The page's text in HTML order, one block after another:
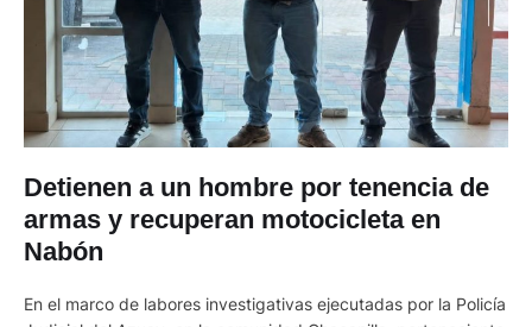
Detienen a un hombre por tenencia de
armas y recuperan motocicleta en
Nabón
En el marco de labores investigativas ejecutadas por la Policía